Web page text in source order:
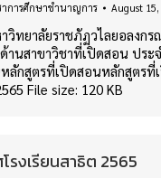
การศึกษาชำนาญการ August
วิทยาลัยราชภัฏวไลยอลงกร
นสาขาวิชาที่เปิดสอน ประ
ลักสูตรที่เปิดสอนหลักสูตรที่
File size: 120 KB
รงเรียนสาธิต 2565